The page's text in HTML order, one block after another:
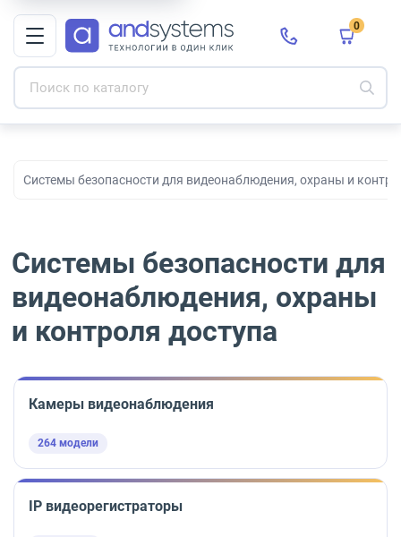
0
Системы безопасности для видеонаблюдения, охраны и
Системы безопасности для
видеонаблюдения, охраны
и контроля доступа
Камеры видеонаблюдения
264 модели
IP видеорегистраторы